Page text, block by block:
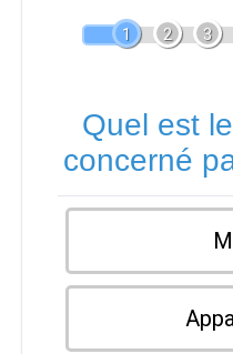
1 2 3
Quel est
concerné